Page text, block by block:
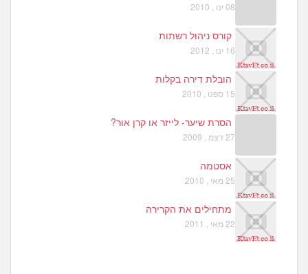
08 ינו , 2010
קורס ניהול רשתות
16 ינו , 2012
הובלת דירה בקלות
15 ספט , 2010
הסרת שיער- לייזר או קרן אור?
27 דצמ , 2009
אסטמה
25 מאי , 2010
מתחילים את הקרירה
22 מאי , 2011